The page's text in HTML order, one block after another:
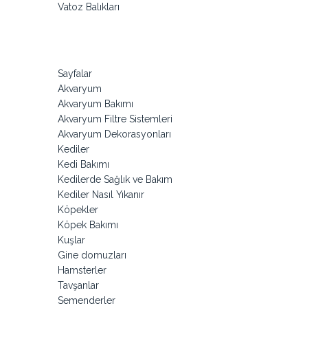
Vatoz Balıkları
Sayfalar
Akvaryum
Akvaryum Bakımı
Akvaryum Filtre Sistemleri
Akvaryum Dekorasyonları
Kediler
Kedi Bakımı
Kedilerde Sağlık ve Bakım
Kediler Nasıl Yıkanır
Köpekler
Köpek Bakımı
Kuşlar
Gine domuzları
Hamsterler
Tavşanlar
Semenderler